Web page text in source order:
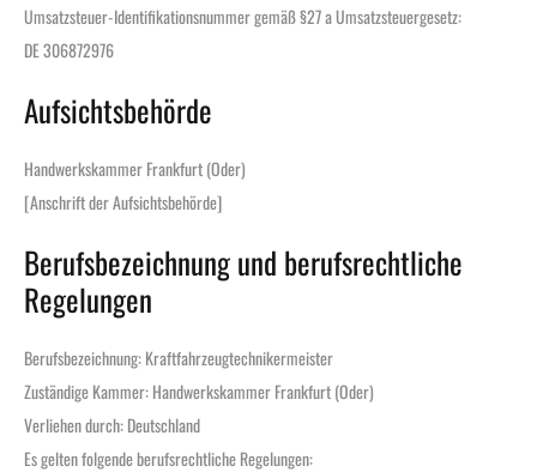
Umsatzsteuer-Identifikationsnummer gemäß §27 a Umsatzsteuergesetz:
DE 306872976
Aufsichtsbehörde
Handwerkskammer Frankfurt (Oder)
[Anschrift der Aufsichtsbehörde]
Berufsbezeichnung und berufsrechtliche
Regelungen
Berufsbezeichnung: Kraftfahrzeugtechnikermeister
Zuständige Kammer: Handwerkskammer Frankfurt (Oder)
Verliehen durch: Deutschland
Es gelten folgende berufsrechtliche Regelungen: